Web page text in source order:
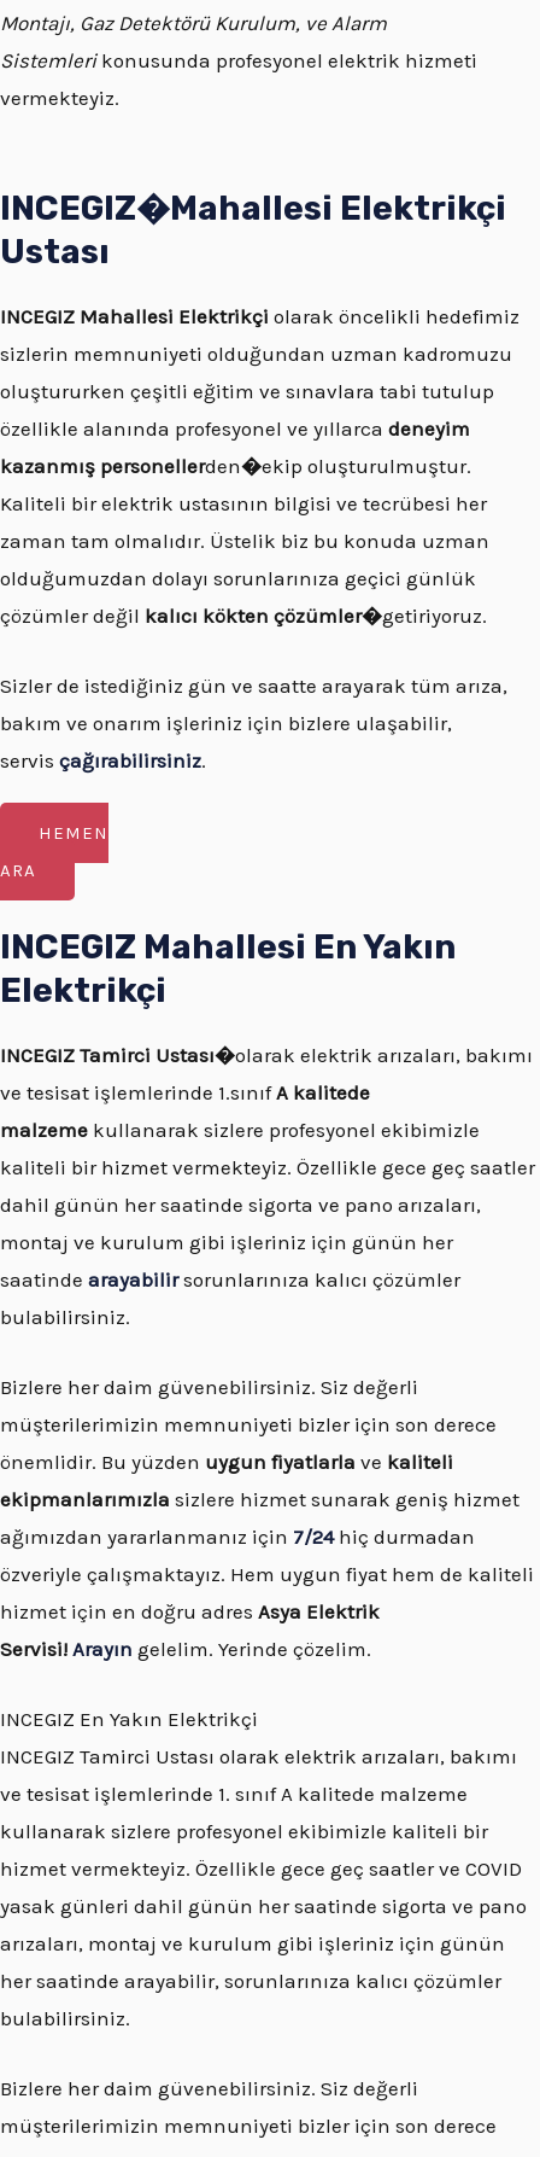
Montajı, Gaz Detektörü Kurulum, ve Alarm
Sistemlerikonusunda profesyonel elektrik hizmeti
vermekteyiz.
INCEGIZ�Mahallesi Elektrikçi
Ustası
INCEGIZ Mahallesi Elektrikçi olarak öncelikli hedefimiz
sizlerin memnuniyeti olduğundan uzman kadromuzu
oluştururken çeşitli eğitim ve sınavlara tabi tutulup
özellikle alanında profesyonel ve yıllarca deneyim
kazanmış personellerden�ekip oluşturulmuştur.
Kaliteli bir elektrik ustasının bilgisi ve tecrübesi her
zaman tam olmalıdır. Üstelik biz bu konuda uzman
olduğumuzdan dolayı sorunlarınıza geçici günlük
çözümler değil kalıcı kökten çözümler�getiriyoruz.
Sizler de istediğiniz gün ve saatte arayarak tüm arıza,
bakım ve onarım işleriniz için bizlere ulaşabilir,
servis çağırabilirsiniz.
HEMEN
ARA
INCEGIZ Mahallesi En Yakın
Elektrikçi
INCEGIZ Tamirci Ustası�olarak elektrik arızaları, bakımı
ve tesisat işlemlerinde 1.sınıfA kalitede
malzeme kullanarak sizlere profesyonel ekibimizle
kaliteli bir hizmet vermekteyiz. Özellikle gece geç saatler
dahil günün her saatinde sigorta ve pano arızaları,
montaj ve kurulum gibi işleriniz için günün her
saatinde arayabilirsorunlarınıza kalıcı çözümler
bulabilirsiniz.
Bizlere her daim güvenebilirsiniz. Siz değerli
müşterilerimizin memnuniyeti bizler için son derece
önemlidir. Bu yüzden uygun fiyatlarla ve kaliteli
ekipmanlarımızla sizlere hizmet sunarak geniş hizmet
ağımızdan yararlanmanız için 7/24hiç durmadan
özveriyle çalışmaktayız. Hem uygun fiyat hem de kaliteli
hizmet için en doğru adres Asya Elektrik
Servisi! Arayın gelelim. Yerinde çözelim.
INCEGIZ En Yakın Elektrikçi
INCEGIZ Tamirci Ustası olarak elektrik arızaları, bakımı
ve tesisat işlemlerinde 1. sınıf A kalitede malzeme
kullanarak sizlere profesyonel ekibimizle kaliteli bir
hizmet vermekteyiz. Özellikle gece geç saatler ve COVID
yasak günleri dahil günün her saatinde sigorta ve pano
arızaları, montaj ve kurulum gibi işleriniz için günün
her saatinde arayabilir, sorunlarınıza kalıcı çözümler
bulabilirsiniz.
Bizlere her daim güvenebilirsiniz. Siz değerli
müşterilerimizin memnuniyeti bizler için son derece